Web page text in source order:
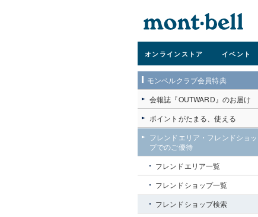
オンラインストア イベント
モンベルクラブ会員特典
会報誌『OUTWARD』のお届け
ポイントがたまる、使える
フレンドエリア・フレンドショッ
プでのご優待
フレンドエリア一覧
フレンドショップ一覧
フレンドショップ検索